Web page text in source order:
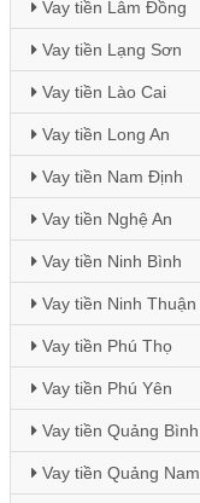
Vay tiền Lâm Đồng
Vay tiền Lạng Sơn
Vay tiền Lào Cai
Vay tiền Long An
Vay tiền Nam Định
Vay tiền Nghệ An
Vay tiền Ninh Bình
Vay tiền Ninh Thuận
Vay tiền Phú Thọ
Vay tiền Phú Yên
Vay tiền Quảng Bình
Vay tiền Quảng Nam